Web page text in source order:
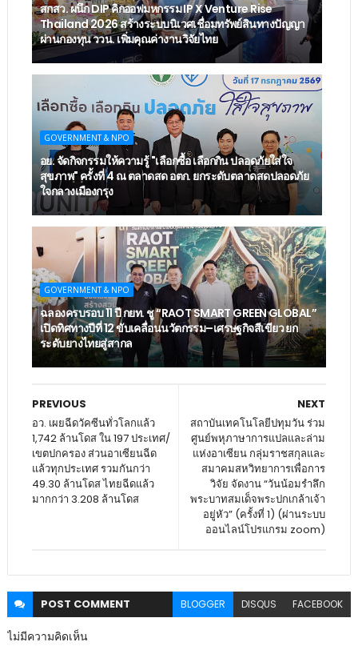
สกสว. ผนึก DIP คิกออฟมหกรรม IP X Venture Rise
Thailand 2026 สร้างระบบนิเวศเชื่อมทรัพย์สินทางปัญญา
ผ่านกองทุน ววน. เพิ่มคุณค่างานวิจัยไทย
GOVERNMENT & NPO
อย. จัดกิจกรรมให้ความรู้ "เลือกซื้อ เลือกกิน ปลอดภัยใส่ใจ
สุขภาพ" ครั้งที่ 4 ณ ตลาดสด อตก. ยกระดับตลาดสดปลอดภัย
ใจกลางเมืองกรุง
GOVERNMENT & NPO
ฉลองครบรอบ 11 ปี กยท. ชู “RAOT SMART GREEN GLOBAL”
เปิดทิศทางปีที่ 12 ขับเคลื่อนนวัตกรรม–เศรษฐกิจสีเขียว ยก
ระดับยางไทยสู่สากล
NEXT
สถาบันเทคโนโลยีปทุมวัน ร่วม
ศูนย์พหุภาษาการแปลและล่าม
แห่งอาเซียน กลุ่มราชสกุลและ
สมาคมสหวิทยาการเพื่อการ
วิจัย จัดงาน “วันน้อมรำลึก
พระบาทสมเด็จพระปกเกล้าเจ้า
อยู่หัว” (ครั้งที่ 1) (ผ่านระบบ
ออนไลน์โปรแกรม zoom)
PREVIOUS
อว. เผยฉีดวัคซีนทั่วโลกแล้ว
1,742 ล้านโดส ใน 197 ประเทศ/
เขตปกครอง ส่วนอาเซียนฉีด
แล้วทุกประเทศ รวมกันกว่า
49.30 ล้านโดส ไทยฉีดแล้ว
มากกว่า 3.208 ล้านโดส
POST COMMENT BLOGGER DISQUS FACEBOOK
ไม่มีความคิดเห็น